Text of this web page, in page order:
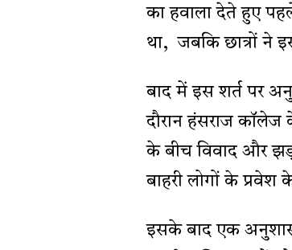
का हवाला देते हुए
था, जबकि छात्रों ने
बाद में इस शर्त पर
दौरान हंसराज कॉलेज
के बीच विवाद और
बाहरी लोगों के
इसके बाद एक